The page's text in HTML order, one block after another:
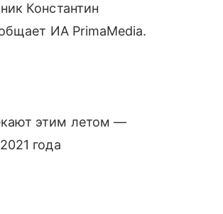
Константин
ИА PrimaMedia.
этим летом —
года